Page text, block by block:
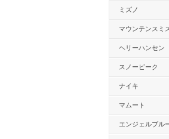
ミズノ
マウンテンスミ
ヘリーハンセン
スノーピーク
ナイキ
マムート
エンジェルブル